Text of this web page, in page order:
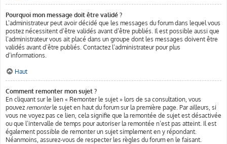
Pourquoi mon message doit être validé ?
L’administrateur peut avoir décidé que les messages du forum dans lequel vous
postez nécessitent d’être validés avant d’être publiés. Il est possible aussi que
l’administrateur vous ait placé dans un groupe dont les messages doivent être
validés avant d’être publiés. Contactez l’administrateur pour plus
d’informations.
Haut
Comment remonter mon sujet ?
En cliquant sur le lien « Remonter le sujet » lors de sa consultation, vous
pouvez remonterle sujet en haut du forum sur la première page. Par ailleurs, si
vous ne voyez pas ce lien, cela signifie que la remontée de sujet est désactivée
ou que l’intervalle de temps pour autoriser la remontée n’est pas atteint. Il est
également possible de remonter un sujet simplement en y répondant.
Néanmoins, assurez-vous de respecter les règles du forum en le faisant.